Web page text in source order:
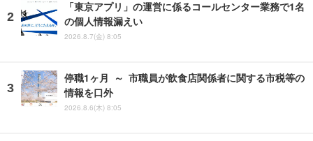
「東京アプリ」の運営に係るコールセンター業務で1名
の個人情報漏えい
2026.8.7(金) 8:05
停職1ヶ月 ～ 市職員が飲食店関係者に関する市税等の
情報を口外
2026.8.6(木) 8:05